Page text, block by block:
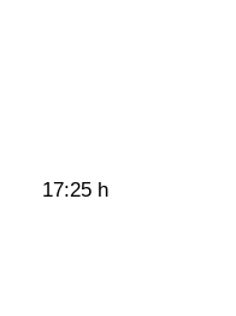
17:25 h